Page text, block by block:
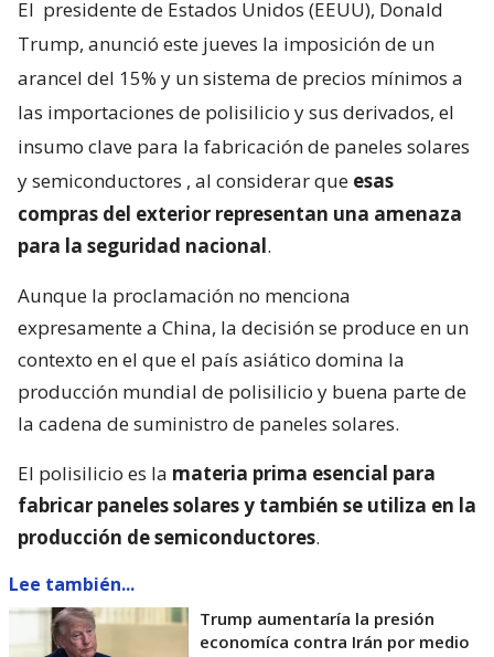
El presidente de Estados Unidos (EEUU), Donald
Trump, anunció este jueves la imposición de un
arancel del 15% y un sistema de precios mínimos a
las importaciones de polisilicio y sus derivados, el
insumo clave para la fabricación de paneles solares
y semiconductores , al considerar que esas
compras del exterior representan una amenaza
para la seguridad nacional.
Aunque la proclamación no menciona
expresamente a China, la decisión se produce en un
contexto en el que el país asiático domina la
producción mundial de polisilicio y buena parte de
la cadena de suministro de paneles solares.
El polisilicio es la materia prima esencial para
fabricar paneles solares y también se utiliza en la
producción de semiconductores.
Lee también...
Trump aumentaría la presión
economíca contra Irán por medio